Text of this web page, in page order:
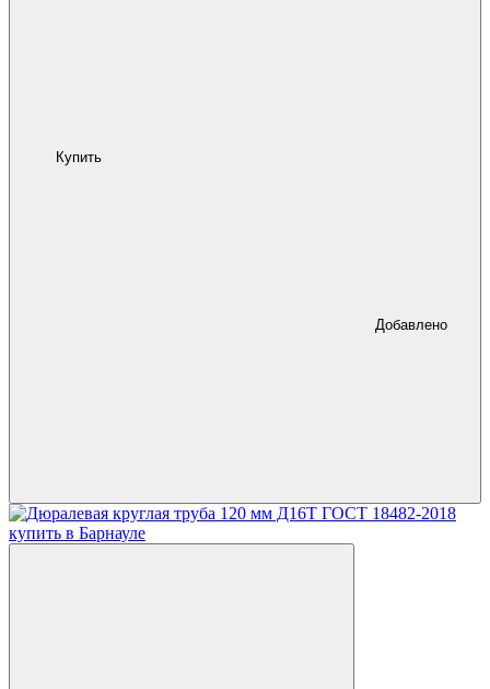
Купить
Добавлено